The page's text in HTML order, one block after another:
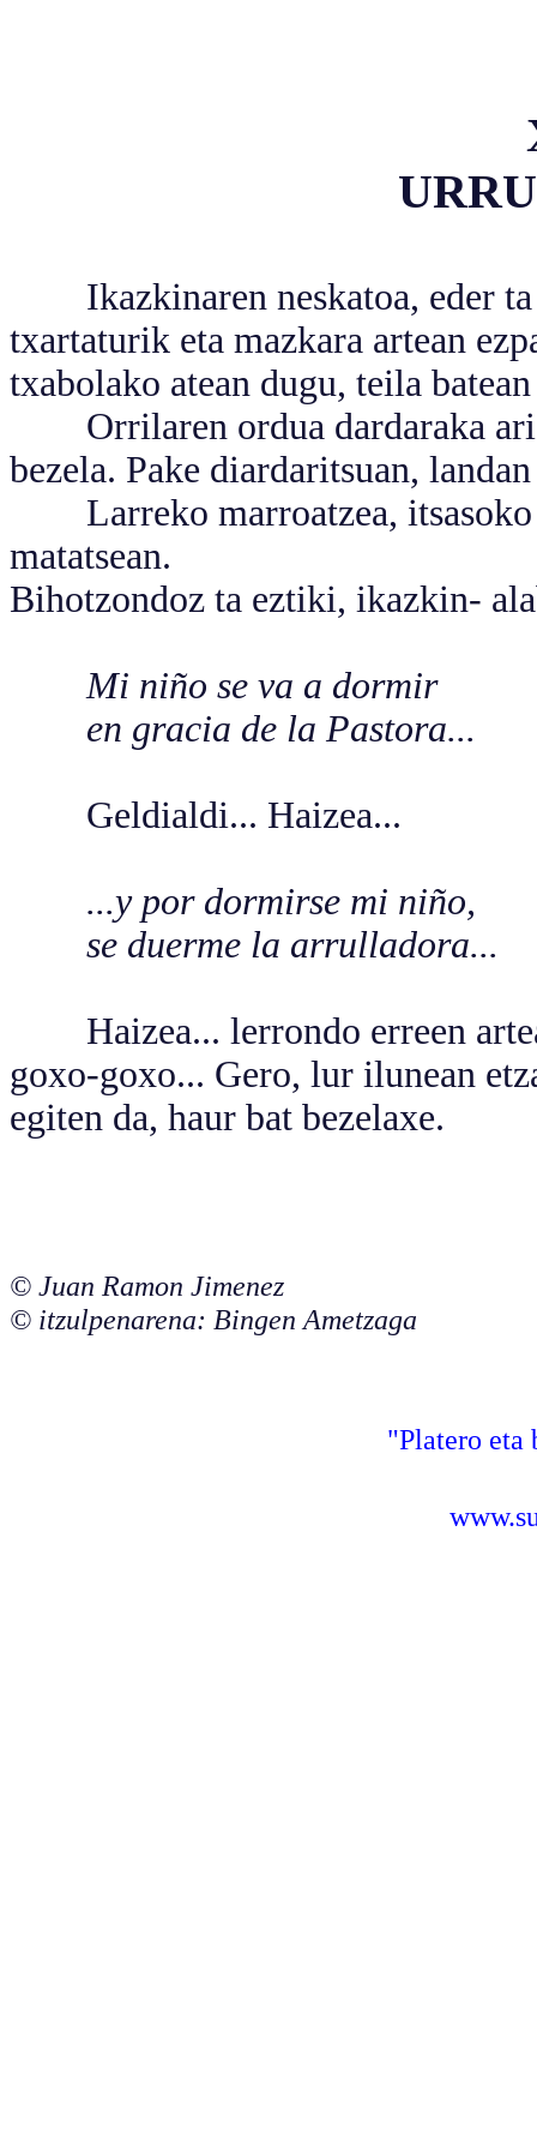
Ikazkinaren neskatoa, eder ta
txartaturik eta mazkara artean
txabolako atean dugu, teila
Orrilaren ordua dardaraka ari
bezela. Pake diardaritsuan,
Larreko marroatzea, itsasoko
matatsean.
Bihotzondoz ta eztiki, ikazkin-
Mi niño se va a dormir
en gracia de la Pastora...
Geldialdi... Haizea...
...y por dormirse mi niño,
se duerme la arrulladora...
Haizea... lerrondo erreen
goxo-goxo... Gero, lur ilunean
egiten da, haur bat bezelaxe.
© Juan Ramon Jimenez
© itzulpenarena: Bingen Ametzaga
"Platero eta